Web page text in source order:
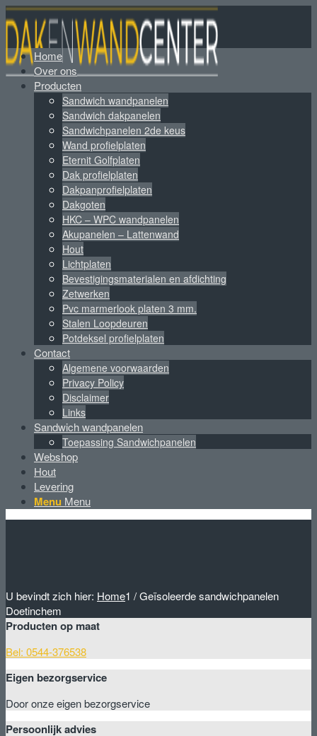
Home
Over ons
Producten
Sandwich wandpanelen
Sandwich dakpanelen
Sandwichpanelen 2de keus
Wand profielplaten
Eternit Golfplaten
Dak profielplaten
Dakpanprofielplaten
Dakgoten
HKC – WPC wandpanelen
Akupanelen – Lattenwand
Hout
Lichtplaten
Bevestigingsmaterialen en afdichting
Zetwerken
Pvc marmerlook platen 3 mm.
Stalen Loopdeuren
Potdeksel profielplaten
Contact
Algemene voorwaarden
Privacy Policy
Disclaimer
Links
Sandwich wandpanelen
Toepassing Sandwichpanelen
Webshop
Hout
Levering
Menu Menu
U bevindt zich hier: Home1 /Geïsoleerde sandwichpanelen
Doetinchem
Producten op maat
Bel: 0544-376538
Eigen bezorgservice
Door onze eigen bezorgservice
Persoonlijk advies